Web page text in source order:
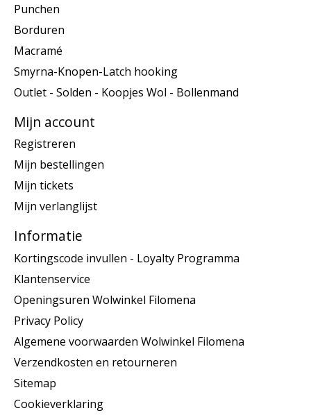
Punchen
Borduren
Macramé
Smyrna-Knopen-Latch hooking
Outlet - Solden - Koopjes Wol - Bollenmand
Mijn account
Registreren
Mijn bestellingen
Mijn tickets
Mijn verlanglijst
Informatie
Kortingscode invullen - Loyalty Programma
Klantenservice
Openingsuren Wolwinkel Filomena
Privacy Policy
Algemene voorwaarden Wolwinkel Filomena
Verzendkosten en retourneren
Sitemap
Cookieverklaring